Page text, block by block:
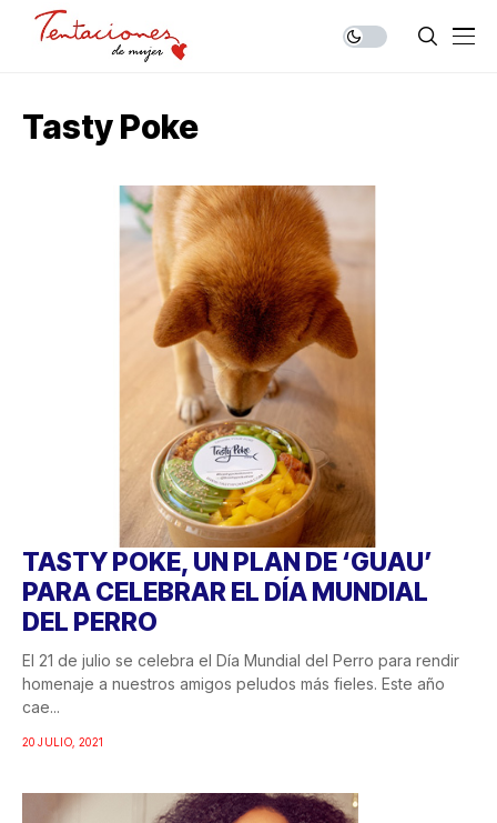
Tasty Poke
TASTY POKE, UN PLAN DE ‘GUAU’
PARA CELEBRAR EL DÍA MUNDIAL
DEL PERRO
El 21 de julio se celebra el Día Mundial del Perro para rendir
homenaje a nuestros amigos peludos más fieles. Este año
cae...
20 JULIO, 2021